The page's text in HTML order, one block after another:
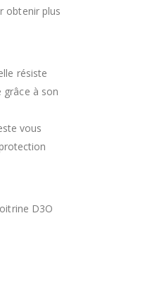
obtenir plus
résiste
grâce à son
vous
D3O